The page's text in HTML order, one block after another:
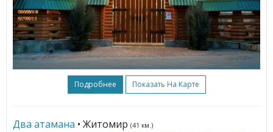
Подробнее Показать На Карте
Два атамана • Житомир (41 км.)